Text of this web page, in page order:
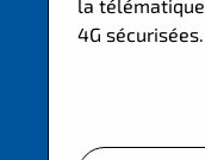
la
4G sécurisées.